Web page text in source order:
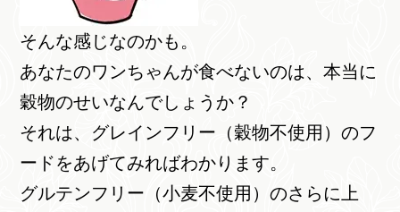
そんな感じなのかも。
あなたのワンちゃんが食べないのは、本当に
穀物のせいなんでしょうか？
それは、グレインフリー（穀物不使用）のフ
ードをあげてみればわかります。
グルテンフリー（小麦不使用）のさらに上